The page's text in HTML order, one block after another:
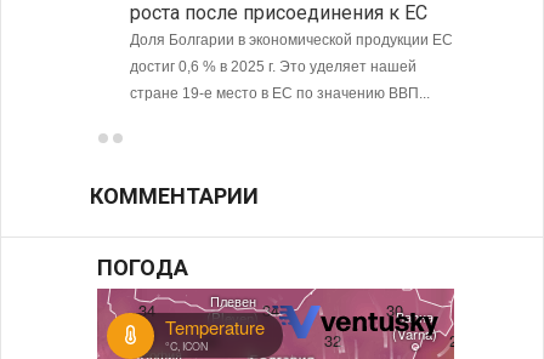
роста после присоединения к ЕС
Доля Болгарии в экономической продукции ЕС
достиг 0,6 % в 2025 г. Это уделяет нашей
стране 19-е место в ЕС по значению ВВП...
КОММЕНТАРИИ
ПОГОДА